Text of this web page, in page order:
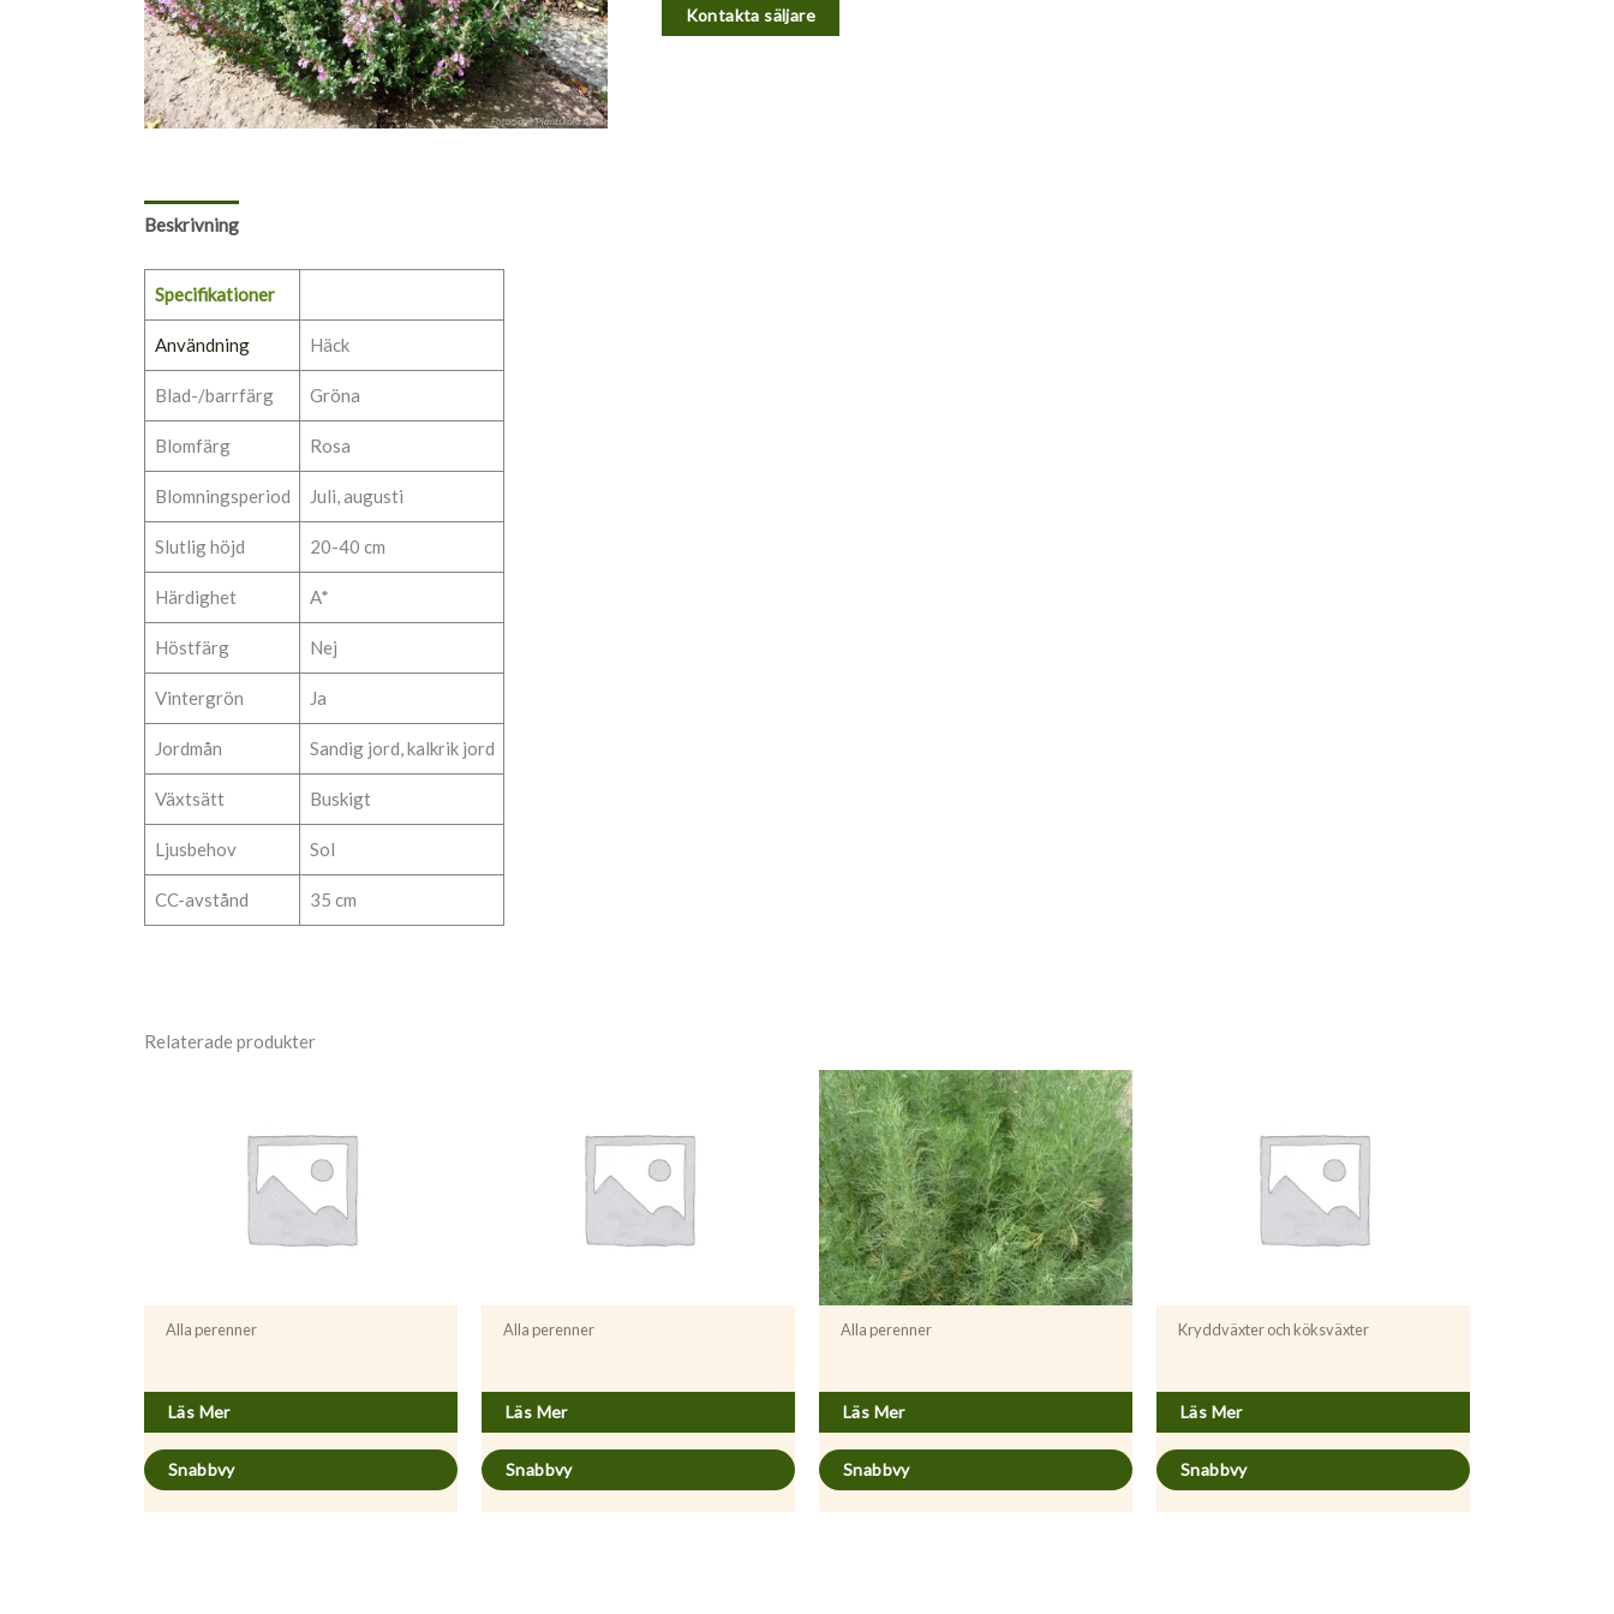
Kontakta säljare
Beskrivning
Specifikationer
Användning Häck
Blad-/barrfärg Gröna
Blomfärg Rosa
Blomningsperiod Juli, augusti
Slutlig höjd 20-40 cm
Härdighet A*
Höstfärg Nej
Vintergrön Ja
Jordmån Sandig jord, kalkrik jord
Växtsätt Buskigt
Ljusbehov Sol
CC-avstånd 35 cm
Relaterade produkter
Alla perenner
Läs Mer
Snabbvy
Alla perenner
Läs Mer
Snabbvy
Alla perenner
Läs Mer
Snabbvy
Kryddväxter och köksväxter
Läs Mer
Snabbvy